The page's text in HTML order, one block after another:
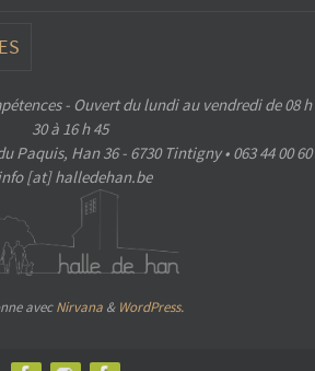
- Ouvert du lundi au vendredi de 08 h
30 à 16 h 45
Paquis, Han 36 - 6730 Tintigny • 063 44 00 60
[at] halledehan.be
avecNirvana & WordPress.